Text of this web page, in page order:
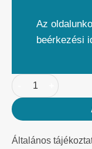
Az
beérkezési
Általános